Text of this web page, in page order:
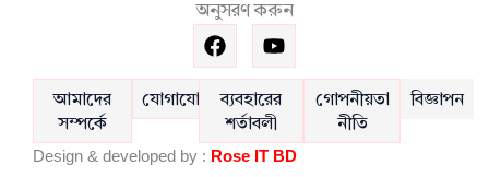
অনুসরণ করুন
F
a
c
e
b
o
o
Y
o
u
t
u
b
e
আমাদের
সম্পর্কে
যোগাযোগ
ব্যবহারের
শর্তাবলী
গোপনীয়তা
নীতি
বিজ্ঞাপন
Design & developed by : Rose IT BD